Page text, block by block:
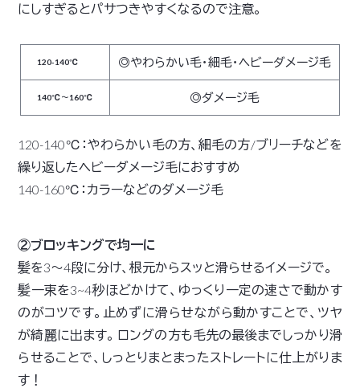
にしすぎるとパサつきやすくなるので注意。
120-140℃ ◎やわらかい毛・細毛・ヘビーダメージ毛
140℃～160℃ ◎ダメージ毛
120-140℃：やわらかい毛の方、細毛の方/ブリーチなどを
繰り返したヘビーダメージ毛におすすめ
140-160℃：カラーなどのダメージ毛
②ブロッキングで均一に
髪を3〜4段に分け、根元からスッと滑らせるイメージで。
髪一束を3~4秒ほどかけて、ゆっくり一定の速さで動かす
のがコツです。止めずに滑らせながら動かすことで、ツヤ
が綺麗に出ます。 ロングの方も毛先の最後までしっかり滑
らせることで、しっとりまとまったストレートに仕上がりま
す！